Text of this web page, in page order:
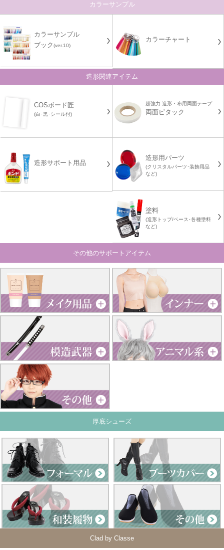
カラーサンプル
カラーサンプル
ブック(ver.10)
カラーチャート
造形関連アイテム
COSボード匠
(白･黒･シール付)
超強力 造形・布用両面テープ
両面ピタック
造形サポート用品
造形用パーツ
(クリスタルパーツ･装飾用品
など)
塗料
(造形トップ/ベース･各種塗料
など)
その他のサポートアイテム
厚底シューズ
Clad by Classe